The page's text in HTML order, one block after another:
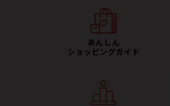
あんしん
ショッピングガイド